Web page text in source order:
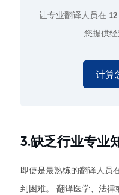
让专业翻译人员在
您提供经
计算
3.缺乏行业专业
即使是最熟练的翻译人员
到困难。 翻译医学、法